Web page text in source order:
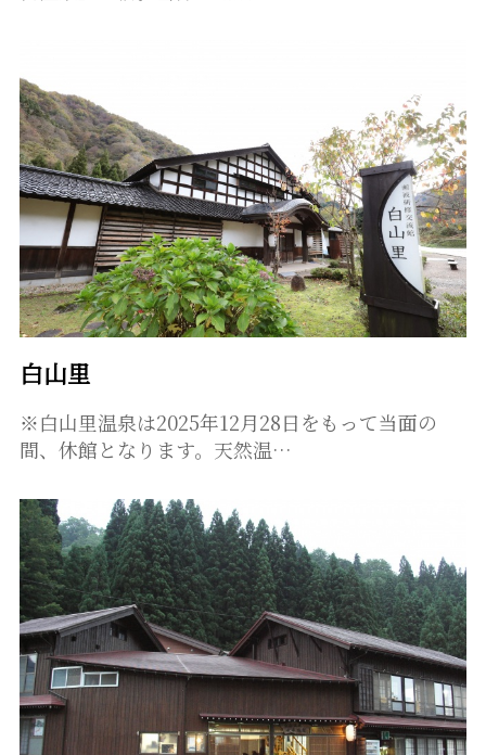
白山里
※白山里温泉は2025年12月28日をもって当面の
間、休館となります。天然温…